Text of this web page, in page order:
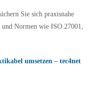
Sie sich praxisnahe
Normen wie ISO 27001,
umsetzen – tec4net